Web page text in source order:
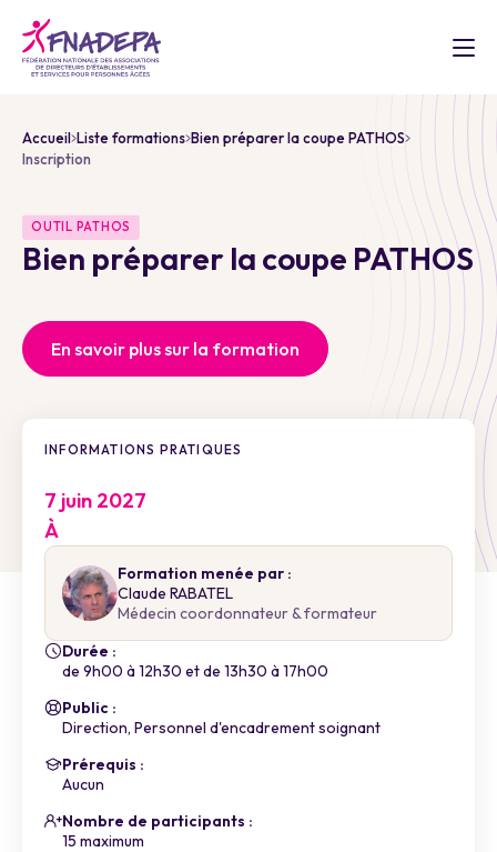
Accueil Liste formations Bien préparer la coupe PATHOS
Inscription
OUTIL PATHOS
Bien préparer la coupe PATHOS
En savoir plus sur la formation
INFORMATIONS PRATIQUES
7 juin 2027
À
Formation menée par :
Claude RABATEL
Médecin coordonnateur & formateur
Durée :
de 9h00 à 12h30 et de 13h30 à 17h00
Public :
Direction, Personnel d'encadrement soignant
Prérequis :
Aucun
Nombre de participants :
15 maximum